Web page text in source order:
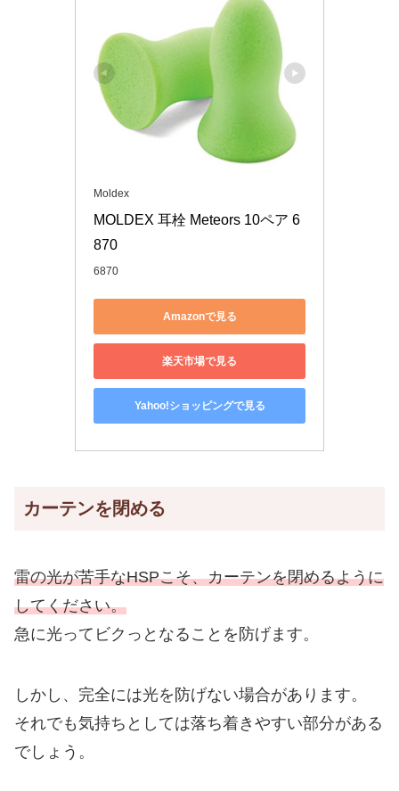
Moldex
MOLDEX 耳栓 Meteors 10ペア 6
870
6870
Amazonで見る
楽天市場で見る
Yahoo!ショッピングで見る
カーテンを閉める
雷の光が苦手なHSPこそ、カーテンを閉めるように
してください。
急に光ってビクっとなることを防げます。
しかし、完全には光を防げない場合があります。
それでも気持ちとしては落ち着きやすい部分がある
でしょう。